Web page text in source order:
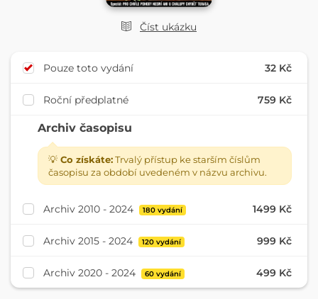
Číst ukázku
Pouze toto vydání 32 Kč
Roční předplatné 759 Kč
Archiv časopisu
💡 Co získáte:Trvalý přístup ke starším číslům
časopisu za období uvedeném v názvu archivu.
Archiv 2010 - 2024 180 vydání 1499 Kč
Archiv 2015 - 2024 120 vydání 999 Kč
Archiv 2020 - 2024 60 vydání 499 Kč